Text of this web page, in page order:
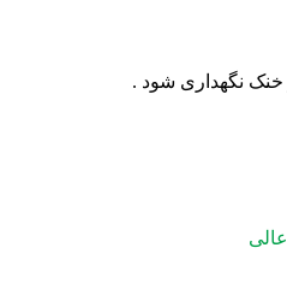
نگهداری شود .
عالی